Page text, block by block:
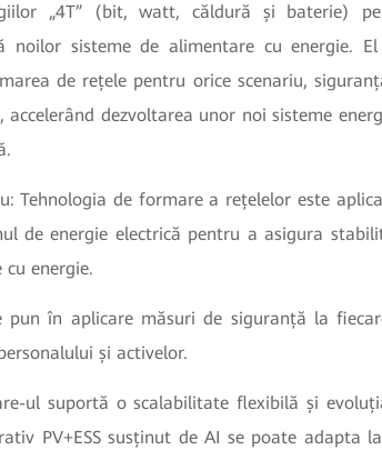
„4T” (bit, watt, căldură și baterie)
noilor sisteme de alimentare cu energie.
de rețele pentru orice scenariu,
dezvoltarea unor noi sisteme
Tehnologia de formare a rețelelor este
de energie electrică pentru a asigura
energie.
pun în aplicare măsuri de siguranță la
și activelor.
ul suportă o scalabilitate flexibilă și
PV+ESS susținut de AI se poate adapta